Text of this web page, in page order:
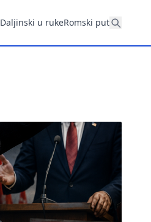
Daljinski u rukeRomski put